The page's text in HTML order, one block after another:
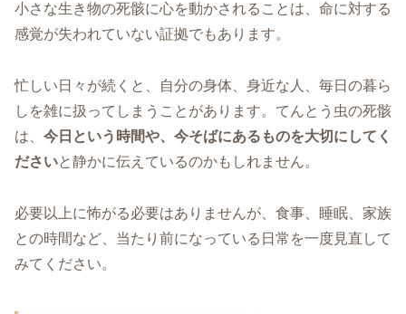
小さな生き物の死骸に心を動かされることは、命に対する
感覚が失われていない証拠でもあります。
忙しい日々が続くと、自分の身体、身近な人、毎日の暮ら
しを雑に扱ってしまうことがあります。てんとう虫の死骸
は、 今日という時間や、今そばにあるものを大切にしてく
ださいと静かに伝えているのかもしれません。
必要以上に怖がる必要はありませんが、食事、睡眠、家族
との時間など、当たり前になっている日常を一度見直して
みてください。